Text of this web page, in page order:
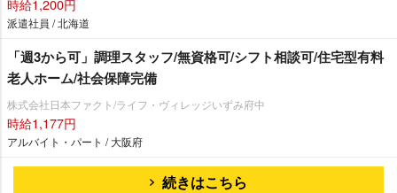
時給1,200円
派遣社員 / 北海道
「週3から可」調理スタッフ/無資格可/シフト相談可/住宅型有料
老人ホーム/社会保障完備
株式会社日本ファクト/ライフ・ヴィレッジいずみ府中
時給1,177円
アルバイト・パート / 大阪府
続きはこちら